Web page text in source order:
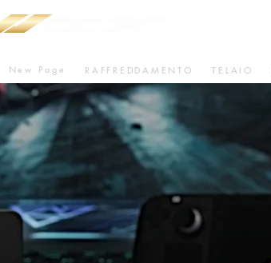
New Page RAFFREDDAMENTO TELAIO